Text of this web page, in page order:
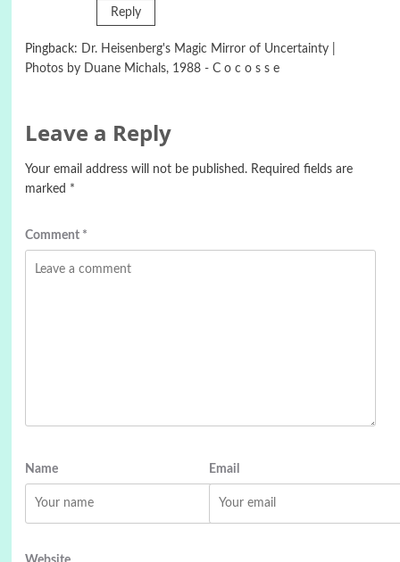
Reply
Pingback: Dr. Heisenberg's Magic Mirror of Uncertainty |
Photos by Duane Michals, 1988 - C o c o s s e
Leave a Reply
Your email address will not be published. Required fields are
marked *
Comment *
Name Email